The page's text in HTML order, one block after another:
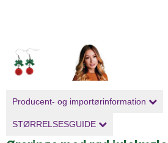
Producent- og importørinformation
STØRRELSESGUIDE